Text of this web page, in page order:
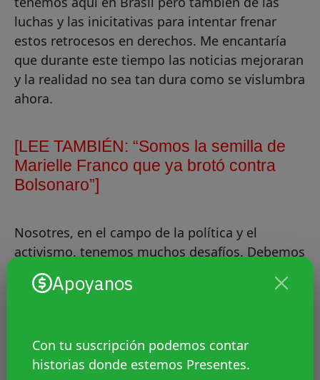
Apoyanos
Con tu suscripción podemos contar
historias donde estemos Presentes.
luchas y las inicitativas para intentar frenar
estos retrocesos en derechos. Me encantaría
que durante este tiempo las noticias mejoraran
y la realidad no sea tan dura como se vislumbra
ahora.
[LEE TAMBIÉN: “Somos la semilla de
Marielle Franco que ya brotó contra
Bolsonaro”]
Nosotres, en el campo de la política y el
activismo, tenemos muchos desafíos. Debemos
unirnos para liberar a Brasil de la extrema
derecha y todo lo acarrea, como el machismo,
independientemente del partido político, de la
organización y de la ideología de izquierda. Un